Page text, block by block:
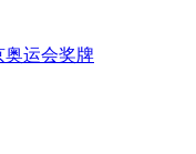
奥运会奖牌